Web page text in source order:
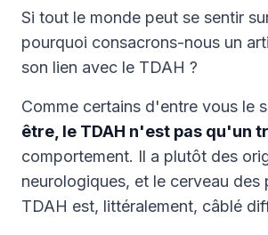
Si tout le monde peut se sentir
pourquoi consacrons-nous un
son lien avec le TDAH ?
Comme certains d'entre vous le
être, le TDAH n'est pas qu'un
comportement. Il a plutôt des
neurologiques, et le cerveau des
TDAH est, littéralement, câblé